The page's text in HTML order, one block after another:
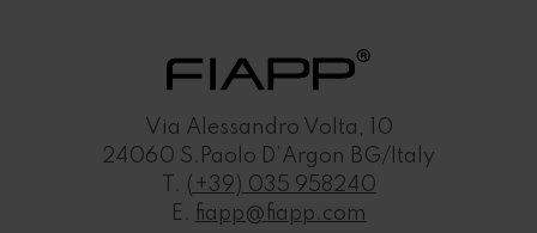
Via Alessandro Volta, 10
24060 S.Paolo D’Argon BG/Italy
T. (+39) 035 958240
E. fiapp@fiapp.com